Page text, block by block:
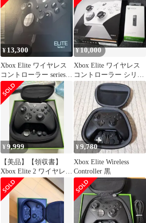
¥ 13,300
Xbox Elite ワイヤレス
コントローラー series2
未使用品
¥10,000
Xbox Elite ワイヤレス
コントローラー シリー
ズ 2 Core 他
¥9,999
【美品】【領収書】
Xbox Elite 2 ワイヤレス
コントローラー シリー
ズ
¥9,780
Xbox Elite Wireless
Controller 黒